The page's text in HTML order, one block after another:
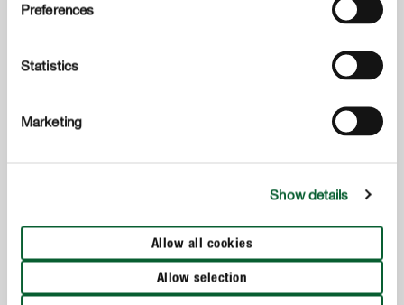
Preferences
Statistics
Marketing
Show details
Allow all cookies
Allow selection